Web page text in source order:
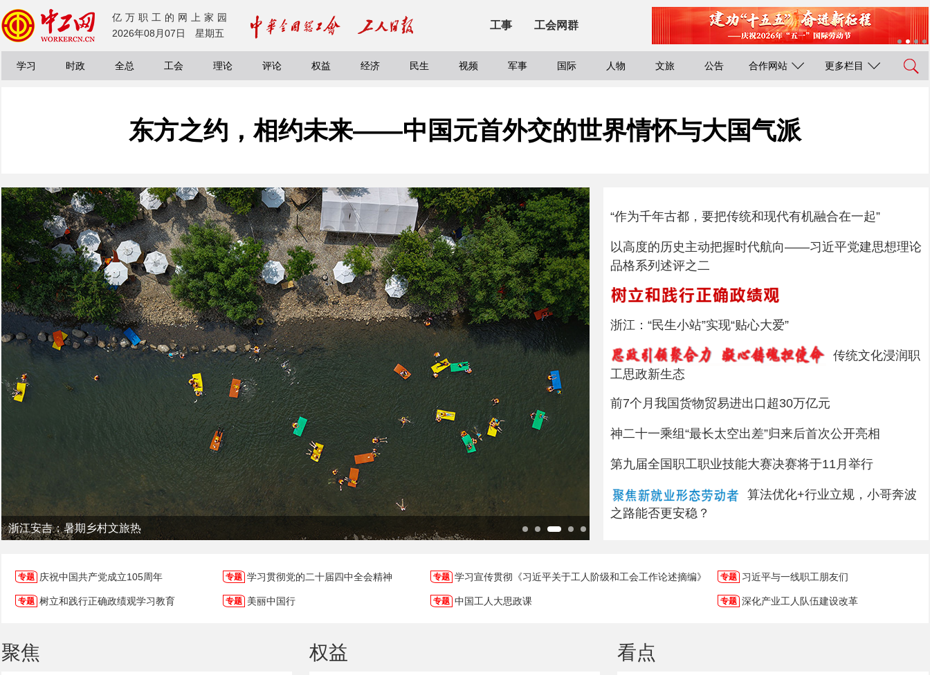
亿万职工的网上家园
2026年08月07日 星期五
工事 工会网群
学习 时政 全总 工会 理论 评论 权益 经济 民生 视频 军事 国际 人物 文旅 公告 合作网站 更多栏目
东方之约，相约未来——中国元首外交的世界情怀与大国气派
四川九寨沟：避暑入境游“热”起来
“作为千年古都，要把传统和现代有机融合在一起”
以高度的历史主动把握时代航向——习近平党建思想理论
品格系列述评之二
浙江：“民生小站”实现“贴心大爱”
传统文化浸润职
工思政新生态
前7个月我国货物贸易进出口超30万亿元
神二十一乘组“最长太空出差”归来后首次公开亮相
第九届全国职工职业技能大赛决赛将于11月举行
算法优化+行业立规，小哥奔波
之路能否更安稳？
庆祝中国共产党成立105周年 学习贯彻党的二十届四中全会精神 学习宣传贯彻《习近平关于工人阶级和工会工作论述摘编》 习近平与一线职工朋友们
树立和践行正确政绩观学习教育 美丽中国行 中国工人大思政课 深化产业工人队伍建设改革
聚焦 权益 看点